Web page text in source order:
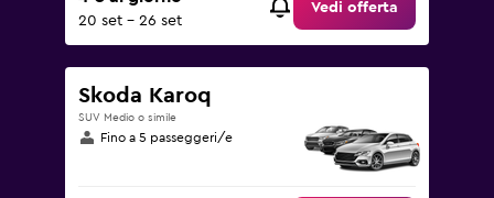
20 set - 26 set
Vedi offerta
Skoda Karoq
SUV Medio o simile
Fino a 5 passeggeri/e